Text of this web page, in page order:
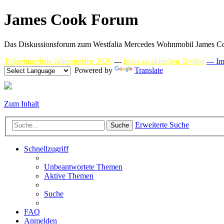
James Cook Forum
Das Diskussionsforum zum Westfalia Mercedes Wohnmobil James
Teilnehmerliste Jahrestreffen 2026 --- Infos zu aktuellen Treffen ---
Powered by
Translate
Zum Inhalt
Suche Erweiterte Suche
Schnellzugriff
Unbeantwortete Themen
Aktive Themen
Suche
FAQ
Anmelden